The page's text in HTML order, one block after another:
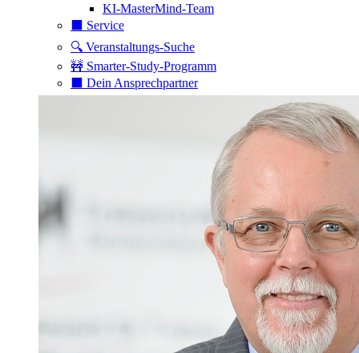
KI-MasterMind-Team
⬛️ Service
🔍 Veranstaltungs-Suche
🚧 Smarter-Study-Programm
⬛️ Dein Ansprechpartner